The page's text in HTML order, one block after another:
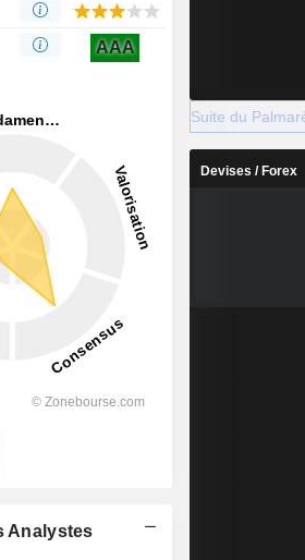
AAA
Analystes
Suite du
Devises / Forex